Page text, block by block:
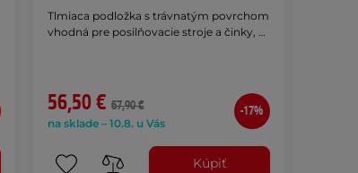
Tlmiaca podložka s trávnatým povrchom
vhodná pre posilňovacie stroje a činky, …
56,50 € 67,90 €
na sklade – 10.8. u Vás
-17%
Kúpiť